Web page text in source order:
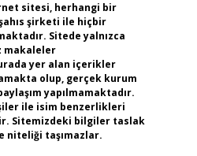
sitesi, herhangi bir
şirketi ile hiçbir
Sitede yalnızca
makaleler
yer alan içerikler
olup, gerçek kurum
yapılmamaktadır.
ile isim benzerlikleri
Sitemizdeki bilgiler taslak
niteliği taşımazlar.